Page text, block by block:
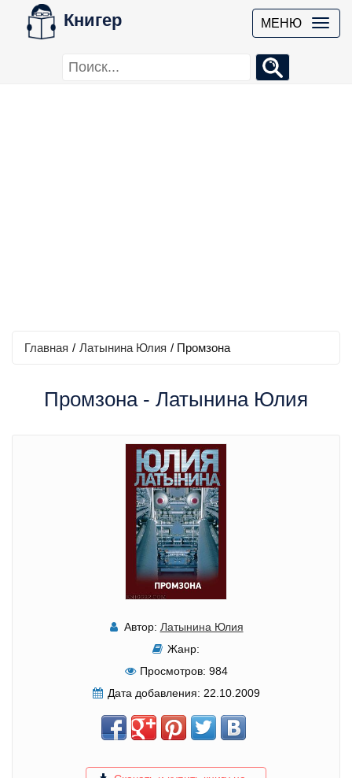
Книгер МЕНЮ
Главная / Латынина Юлия / Промзона
Промзона - Латынина Юлия
Автор: Латынина Юлия
Жанр:
Просмотров: 984
Дата добавления: 22.10.2009